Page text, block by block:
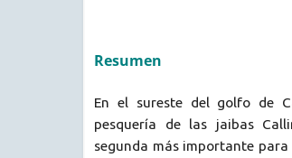
Resumen
En el sureste del golfo de
pesquería de las jaibas
segunda más importante para